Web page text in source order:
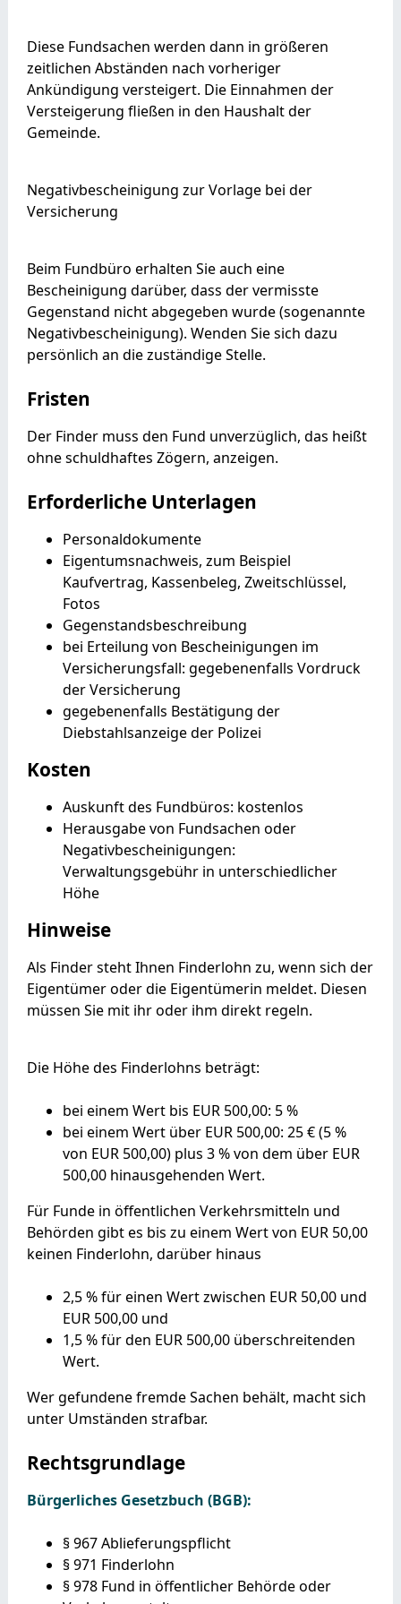
Diese Fundsachen werden dann in größeren
zeitlichen Abständen nach vorheriger
Ankündigung versteigert. Die Einnahmen der
Versteigerung fließen in den Haushalt der
Gemeinde.
Negativbescheinigung zur Vorlage bei der
Versicherung
Beim Fundbüro erhalten Sie auch eine
Bescheinigung darüber, dass der vermisste
Gegenstand nicht abgegeben wurde (sogenannte
Negativbescheinigung). Wenden Sie sich dazu
persönlich an die zuständige Stelle.
Fristen
Der Finder muss den Fund unverzüglich, das heißt
ohne schuldhaftes Zögern, anzeigen.
Erforderliche Unterlagen
Personaldokumente
Eigentumsnachweis, zum Beispiel
Kaufvertrag, Kassenbeleg, Zweitschlüssel,
Fotos
Gegenstandsbeschreibung
bei Erteilung von Bescheinigungen im
Versicherungsfall: gegebenenfalls Vordruck
der Versicherung
gegebenenfalls Bestätigung der
Diebstahlsanzeige der Polizei
Kosten
Auskunft des Fundbüros: kostenlos
Herausgabe von Fundsachen oder
Negativbescheinigungen:
Verwaltungsgebühr in unterschiedlicher
Höhe
Hinweise
Als Finder steht Ihnen Finderlohn zu, wenn sich der
Eigentümer oder die Eigentümerin meldet. Diesen
müssen Sie mit ihr oder ihm direkt regeln.
Die Höhe des Finderlohns beträgt:
bei einem Wert bis EUR 500,00: 5 %
bei einem Wert über EUR 500,00: 25 € (5 %
von EUR 500,00) plus 3 % von dem über EUR
500,00 hinausgehenden Wert.
Für Funde in öffentlichen Verkehrsmitteln und
Behörden gibt es bis zu einem Wert von EUR 50,00
keinen Finderlohn, darüber hinaus
2,5 % für einen Wert zwischen EUR 50,00 und
EUR 500,00 und
1,5 % für den EUR 500,00 überschreitenden
Wert.
Wer gefundene fremde Sachen behält, macht sich
unter Umständen strafbar.
Rechtsgrundlage
Bürgerliches Gesetzbuch (BGB):
§ 967 Ablieferungspflicht
§ 971 Finderlohn
§ 978 Fund in öffentlicher Behörde oder